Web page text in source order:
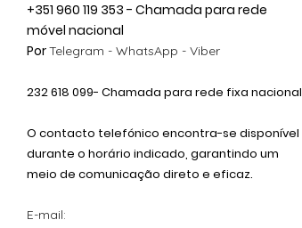
+351 960 119 353 - Chamada para rede
móvel nacional
PorTelegram - WhatsApp - Viber
232 618 099- Chamada para rede fixa nacional
O contacto telefónico encontra-se disponível
durante o horário indicado, garantindo um
meio de comunicação direto e eficaz.
E-mail: